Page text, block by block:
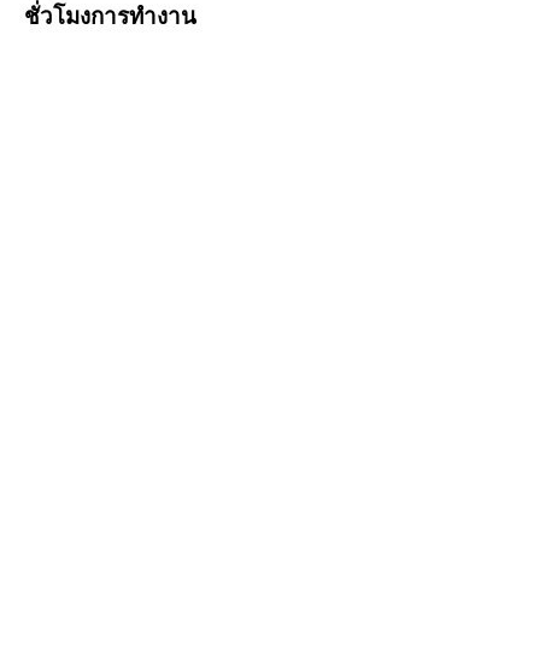
ชั่วโมงการทำงาน